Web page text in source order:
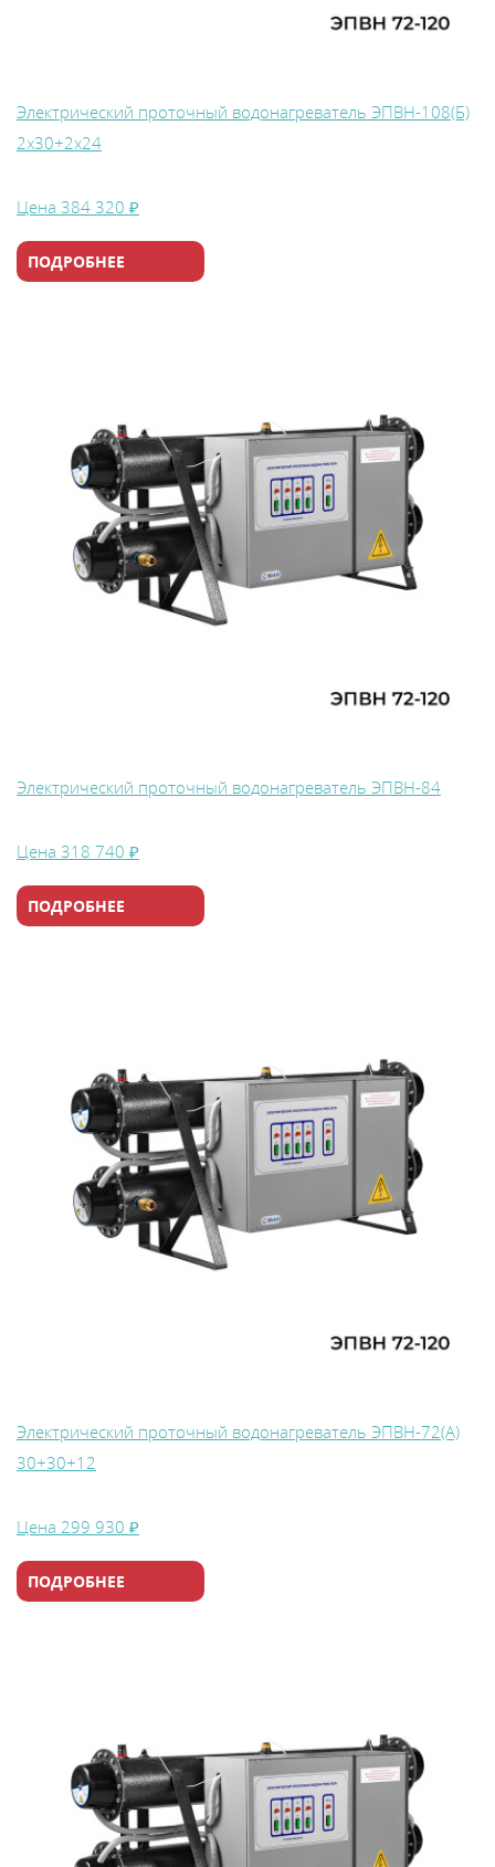
Электрический проточный водонагреватель ЭПВН-108(Б)
2х30+2х24
Цена 384 320 ₽
ПОДРОБНЕЕ
Электрический проточный водонагреватель ЭПВН-84
Цена 318 740 ₽
ПОДРОБНЕЕ
Электрический проточный водонагреватель ЭПВН-72(А)
30+30+12
Цена 299 930 ₽
ПОДРОБНЕЕ